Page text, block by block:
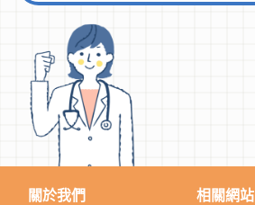
關於我們
相關網站